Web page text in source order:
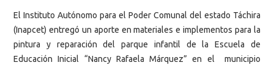
El Instituto Autónomo para el Poder Comunal del estado Táchira
(Inapcet) entregó un aporte en materiales e implementos para la
pintura y reparación del parque infantil de la Escuela de
Educación Inicial “Nancy Rafaela Márquez” en el municipio